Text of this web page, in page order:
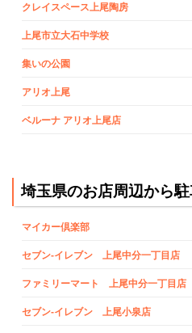
クレイスペース上尾陶房
上尾市立大石中学校
集いの公園
アリオ上尾
ベルーナ アリオ上尾店
埼玉県のお店周辺から
マイカー倶楽部
セブン‐イレブン 上尾中分一丁目店
ファミリーマート 上尾中分一丁目店
セブン‐イレブン 上尾小泉店